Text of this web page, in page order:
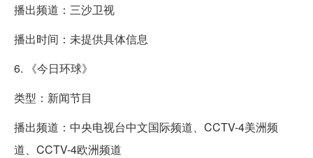
播出频道：三沙卫视
播出时间：未提供具体信息
6. 《今日环球》
类型：新闻节目
播出频道：中央电视台中文国际频道、CCTV-4美洲频
道、CCTV-4欧洲频道